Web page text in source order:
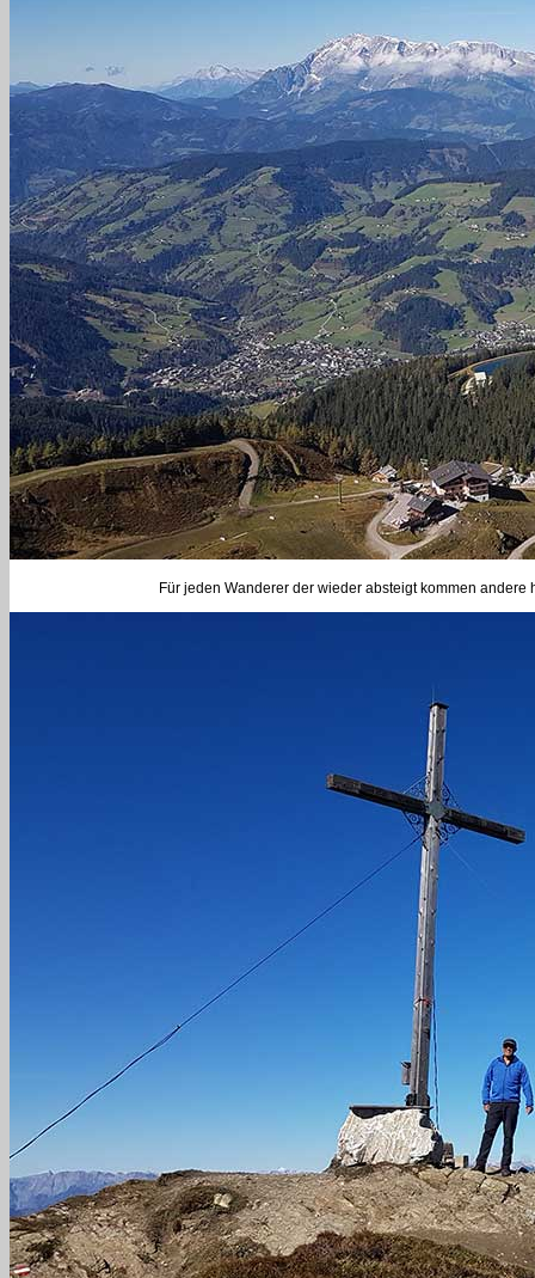
Für jeden Wanderer der wieder absteigt kommen